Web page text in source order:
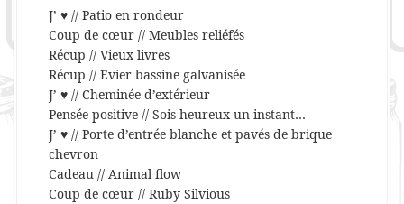
J’ ♥ // Patio en rondeur
Coup de cœur // Meubles reliéfés
Récup // Vieux livres
Récup // Evier bassine galvanisée
J’ ♥ // Cheminée d’extérieur
Pensée positive // Sois heureux un instant…
J’ ♥ // Porte d’entrée blanche et pavés de brique
chevron
Cadeau // Animal flow
Coup de cœur // Ruby Silvious